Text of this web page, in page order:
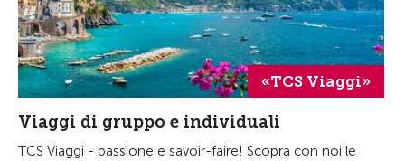
«TCS Viaggi»
Viaggi di gruppo e individuali
TCS Viaggi - passione e savoir-faire! Scopra con noi le